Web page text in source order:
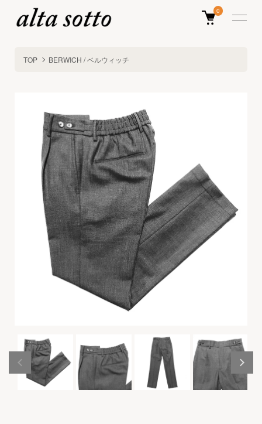
0
TOP BERWICH / ベルウィッチ